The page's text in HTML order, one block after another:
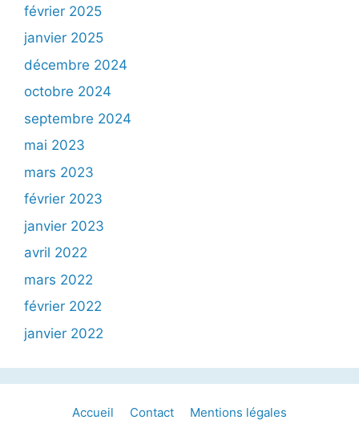
février 2025
janvier 2025
décembre 2024
octobre 2024
septembre 2024
mai 2023
mars 2023
février 2023
janvier 2023
avril 2022
mars 2022
février 2022
janvier 2022
Accueil Contact Mentions légales